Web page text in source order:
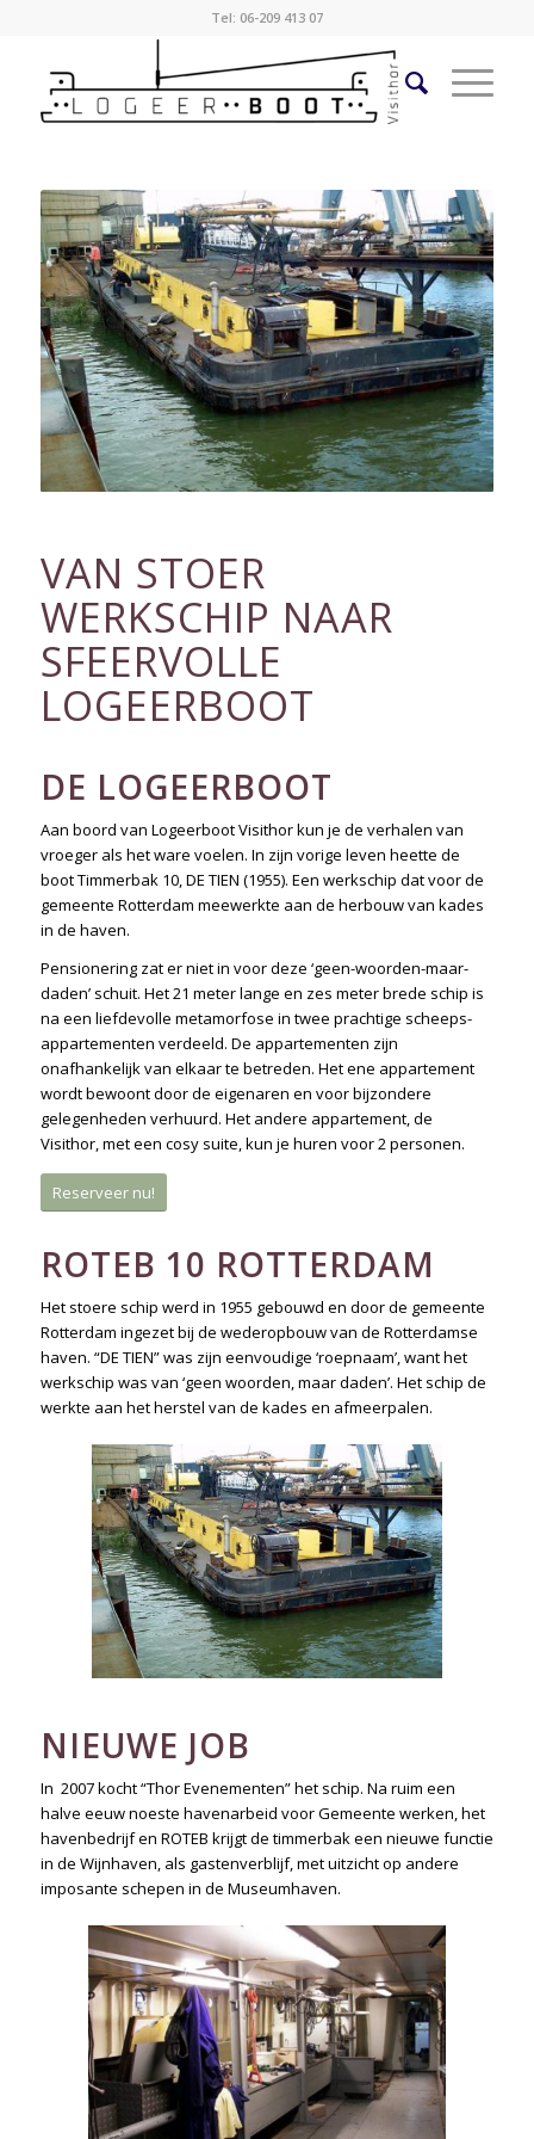
Tel: 06-209 413 07
VAN STOER
WERKSCHIP NAAR
SFEERVOLLE
LOGEERBOOT
DE LOGEERBOOT
Aan boord van Logeerboot Visithor kun je de verhalen van
vroeger als het ware voelen. In zijn vorige leven heette de
boot Timmerbak 10, DE TIEN (1955). Een werkschip dat voor de
gemeente Rotterdam meewerkte aan de herbouw van kades
in de haven.
Pensionering zat er niet in voor deze ‘geen-woorden-maar-
daden’ schuit. Het 21 meter lange en zes meter brede schip is
na een liefdevolle metamorfose in twee prachtige scheeps-
appartementen verdeeld. De appartementen zijn
onafhankelijk van elkaar te betreden. Het ene appartement
wordt bewoont door de eigenaren en voor bijzondere
gelegenheden verhuurd. Het andere appartement, de
Visithor, met een cosy suite, kun je huren voor 2 personen.
Reserveer nu!
ROTEB 10 ROTTERDAM
Het stoere schip werd in 1955 gebouwd en door de gemeente
Rotterdam ingezet bij de wederopbouw van de Rotterdamse
haven. “DE TIEN” was zijn eenvoudige ‘roepnaam’, want het
werkschip was van ‘geen woorden, maar daden’. Het schip de
werkte aan het herstel van de kades en afmeerpalen.
NIEUWE JOB
In 2007 kocht “Thor Evenementen” het schip. Na ruim een
halve eeuw noeste havenarbeid voor Gemeente werken, het
havenbedrijf en ROTEB krijgt de timmerbak een nieuwe functie
in de Wijnhaven, als gastenverblijf, met uitzicht op andere
imposante schepen in de Museumhaven.